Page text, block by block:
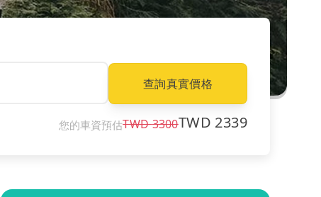
查詢真實價格
您的車資預估TWD3300TWD 2339